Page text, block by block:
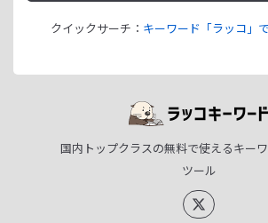
クイックサーチ： キーワード「ラッコ」
国内トップクラスの無料で使えるキー
ツール